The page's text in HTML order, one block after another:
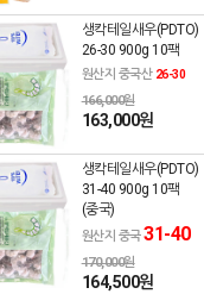
생칵테일새우(PDTO)
26-30 900g 10팩
원산지 중국산 26-30
166,000원
163,000원
생칵테일새우(PDTO)
31-40 900g 10팩
(중국)
원산지 중국31-40
170,000원
164,500원